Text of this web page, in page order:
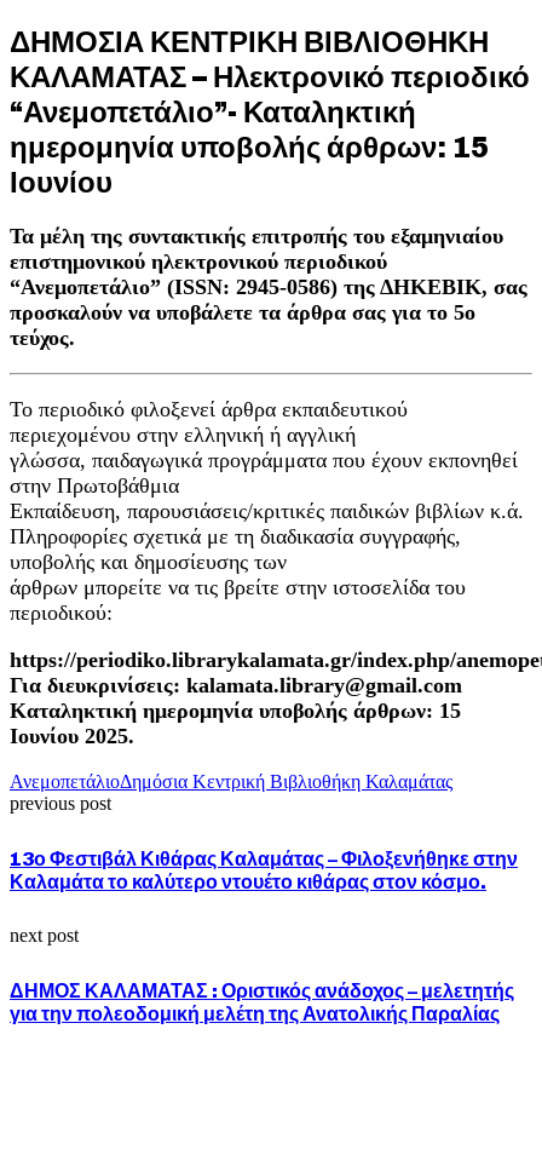
ΔΗΜΟΣΙΑ ΚΕΝΤΡΙΚΗ ΒΙΒΛΙΟΘΗΚΗ
ΚΑΛΑΜΑΤΑΣ – Ηλεκτρονικό περιοδικό
“Ανεμοπετάλιο”- Καταληκτική
ημερομηνία υποβολής άρθρων: 15
Ιουνίου
Τα μέλη της συντακτικής επιτροπής του εξαμηνιαίου
επιστημονικού ηλεκτρονικού περιοδικού
“Ανεμοπετάλιο” (ISSN: 2945-0586) της ΔΗΚΕΒΙΚ, σας
προσκαλούν να υποβάλετε τα άρθρα σας για το 5ο
τεύχος.
Το περιοδικό φιλοξενεί άρθρα εκπαιδευτικού
περιεχομένου στην ελληνική ή αγγλική
γλώσσα, παιδαγωγικά προγράμματα που έχουν εκπονηθεί
στην Πρωτοβάθμια
Εκπαίδευση, παρουσιάσεις/κριτικές παιδικών βιβλίων κ.ά.
Πληροφορίες σχετικά με τη διαδικασία συγγραφής,
υποβολής και δημοσίευσης των
άρθρων μπορείτε να τις βρείτε στην ιστοσελίδα του
περιοδικού:
https://periodiko.librarykalamata.gr/index.php/
Για διευκρινίσεις: kalamata.library@gmail.com
Καταληκτική ημερομηνία υποβολής άρθρων: 15
Ιουνίου 2025.
ΑνεμοπετάλιοΔημόσια Κεντρική Βιβλιοθήκη Καλαμάτας
previous post
13ο Φεστιβάλ Κιθάρας Καλαμάτας – Φιλοξενήθηκε στην
Καλαμάτα το καλύτερο ντουέτο κιθάρας στον κόσμο.
next post
ΔΗΜΟΣ ΚΑΛΑΜΑΤΑΣ : Οριστικός ανάδοχος – μελετητής
για την πολεοδομική μελέτη της Ανατολικής Παραλίας